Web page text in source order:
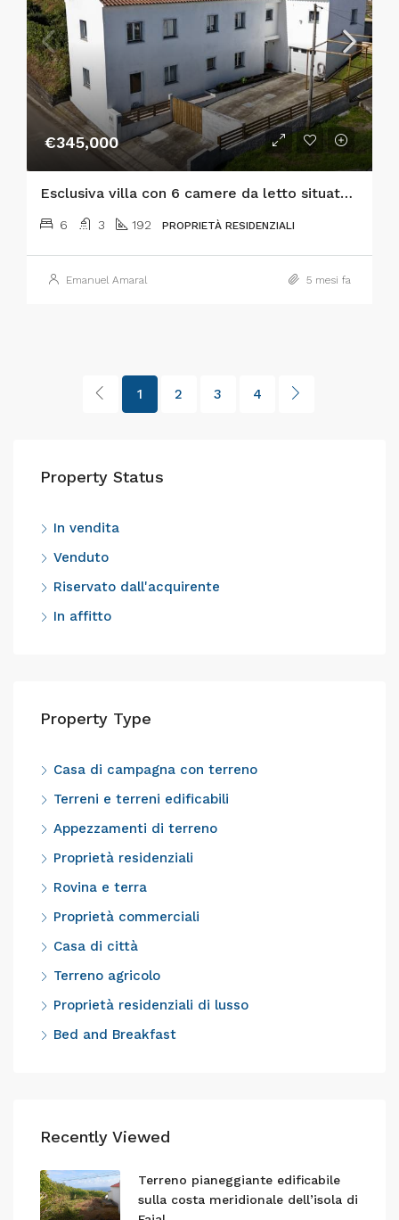
€345,000
Esclusiva villa con 6 camere da letto situata a Praia do Almoxarife, che offre una combinazione eccezionale di stile di vita costiero, vista sulle montagne e un consolidato potenziale di reddito turistico.
6 3 192 PROPRIETÀ RESIDENZIALI
Emanuel Amaral 5 mesi fa
1 2 3 4
Property Status
In vendita
Venduto
Riservato dall'acquirente
In affitto
Property Type
Casa di campagna con terreno
Terreni e terreni edificabili
Appezzamenti di terreno
Proprietà residenziali
Rovina e terra
Proprietà commerciali
Casa di città
Terreno agricolo
Proprietà residenziali di lusso
Bed and Breakfast
Recently Viewed
Terreno pianeggiante edificabile
sulla costa meridionale dell’isola di